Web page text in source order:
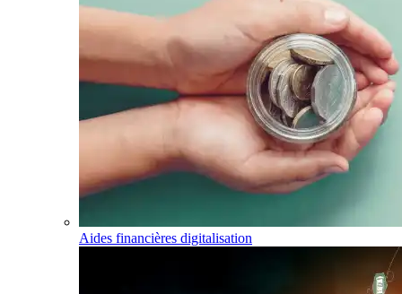
Aides financières digitalisation